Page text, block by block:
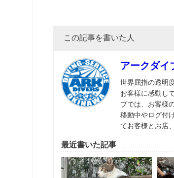
この記事を書いた人
アークダイ
世界屈指の透明
お客様に感動し
ブでは、お客様
移動中やログ付
てお客様とお店
最近書いた記事